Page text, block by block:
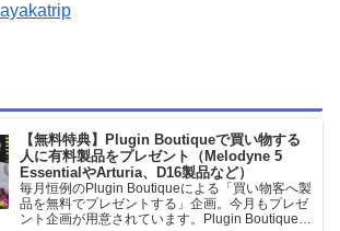
【無料特典】Plugin Boutiqueで買い物する
人に有料製品をプレゼント（Melodyne 5
EssentialやArturia、D16製品など）
毎月恒例のPlugin Boutiqueによる「買い物客へ製
品を無料でプレゼントする」企画。今月もプレゼ
ント企画が用意されています。Plugin Boutiqueで